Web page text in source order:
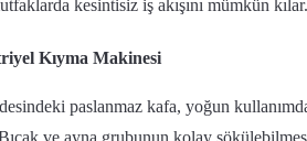
kesintisiz iş akışını mümkün kılar.
Kıyma Makinesi
paslanmaz kafa, yoğun
ve ayna grubunun kolay